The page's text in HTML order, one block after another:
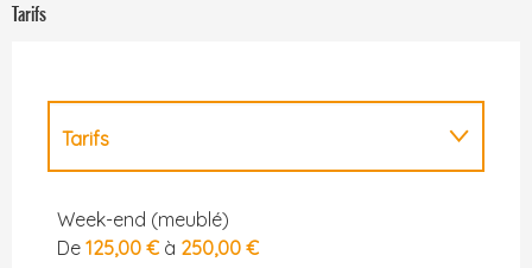
Tarifs
Tarifs
Tarifs 2027
Week-end (meublé)
De 125,00 € à 250,00 €